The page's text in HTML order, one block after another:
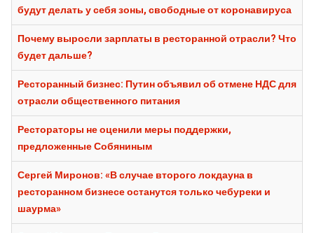
будут делать у себя зоны, свободные от коронавируса
Почему выросли зарплаты в ресторанной отрасли? Что
будет дальше?
Ресторанный бизнес: Путин объявил об отмене НДС для
отрасли общественного питания
Рестораторы не оценили меры поддержки,
предложенные Собяниным
Сергей Миронов: «В случае второго локдауна в
ресторанном бизнесе останутся только чебуреки и
шаурма»